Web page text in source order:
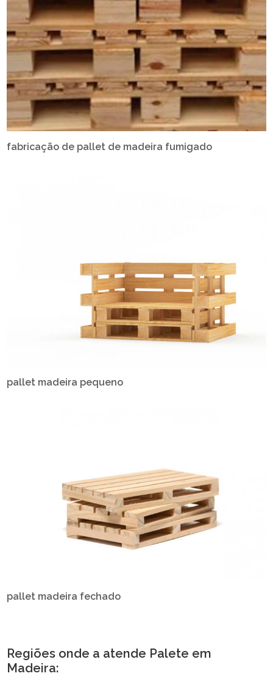
fabricação de pallet de madeira fumigado
pallet madeira pequeno
pallet madeira fechado
Regiões onde a atende Palete em
Madeira: